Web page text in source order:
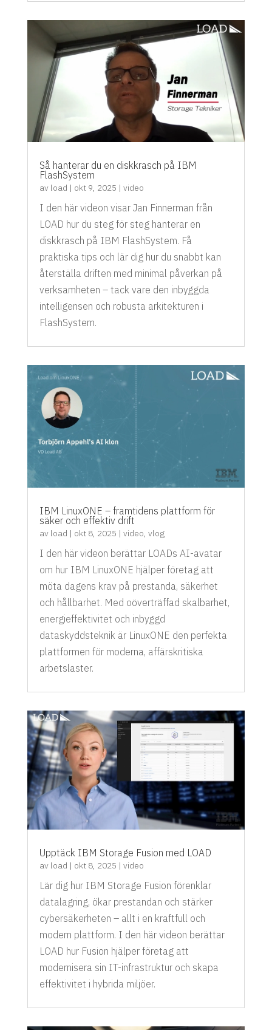
Så hanterar du en diskkrasch på IBM
FlashSystem
av load | okt 9, 2025 | video
I den här videon visar Jan Finnerman från
LOAD hur du steg för steg hanterar en
diskkrasch på IBM FlashSystem. Få
praktiska tips och lär dig hur du snabbt kan
återställa driften med minimal påverkan på
verksamheten – tack vare den inbyggda
intelligensen och robusta arkitekturen i
FlashSystem.
IBM LinuxONE – framtidens plattform för
säker och effektiv drift
av load | okt 8, 2025 | video vlog
I den här videon berättar LOADs AI-avatar
om hur IBM LinuxONE hjälper företag att
möta dagens krav på prestanda, säkerhet
och hållbarhet. Med oöverträffad skalbarhet,
energieffektivitet och inbyggd
dataskyddsteknik är LinuxONE den perfekta
plattformen för moderna, affärskritiska
arbetslaster.
Upptäck IBM Storage Fusion med LOAD
av load | okt 8, 2025 | video
Lär dig hur IBM Storage Fusion förenklar
datalagring, ökar prestandan och stärker
cybersäkerheten – allt i en kraftfull och
modern plattform. I den här videon berättar
LOAD hur Fusion hjälper företag att
modernisera sin IT-infrastruktur och skapa
effektivitet i hybrida miljöer.